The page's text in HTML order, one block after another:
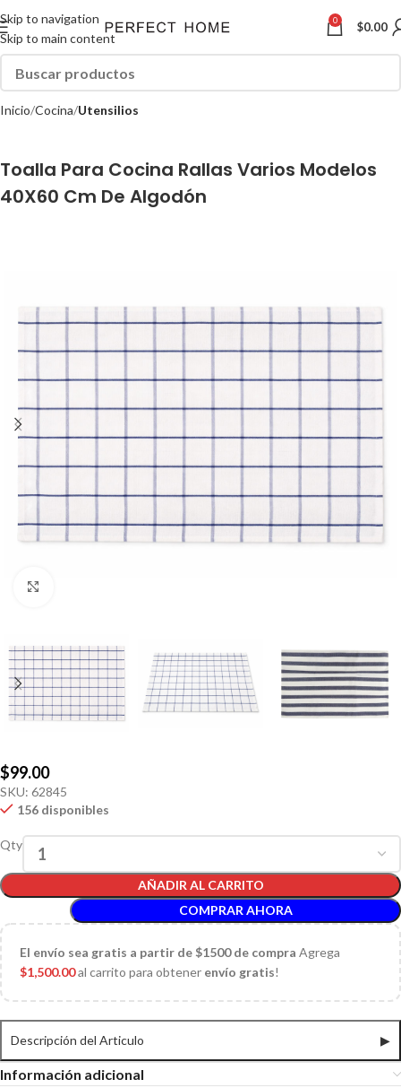
Skip to navigation
Skip to main content
0 $0.00
Inicio Cocina Utensilios
Toalla Para Cocina Rallas Varios Modelos
40X60 Cm De Algodón
$99.00
SKU: 62845
156 disponibles
Qty
AÑADIR AL CARRITO
COMPRAR AHORA
El envío sea gratis a partir de $1500 de compra Agrega
$1,500.00al carrito para obtener envío gratis!
Descripción del Articulo ▶
Información adicional